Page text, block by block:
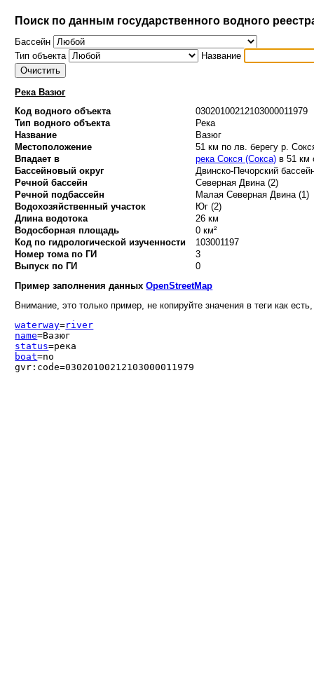
Поиск по данным государственного водного
Бассейн
Тип объекта
Название
Река Вазюг
Код водного объекта
03020100212103000011979
Тип водного объекта
Река
Название
Вазюг
Местоположение
51 км по лв. берегу р.
Впадает в
река Сокся (Сокса)в 51 км
Бассейновый округ
Двинско-Печорский
Речной бассейн
Северная Двина (2)
Речной подбассейн
Малая Северная Двина (1)
Водохозяйственный участок
Юг (2)
Длина водотока
26 км
Водосборная площадь
0 км²
Код по гидрологической изученности
103001197
Номер тома по ГИ
3
Выпуск по ГИ
0
Пример заполнения данныхOpenStreetMap
Внимание, это только пример, не копируйте значения в теги как
waterway=river
name=Вазюг
status=река
boat=no
gvr:code=03020100212103000011979